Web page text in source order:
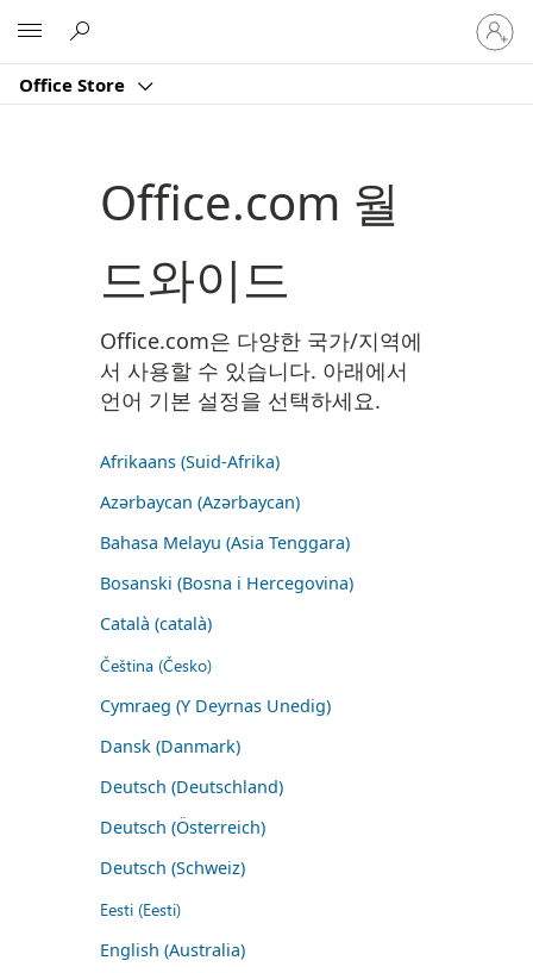
Office Store
귀
하
계
Office.com 월
드와이드
Office.com은 다양한 국가/지역에
서 사용할 수 있습니다. 아래에서
언어 기본 설정을 선택하세요.
Afrikaans (Suid-Afrika)
Azərbaycan (Azərbaycan)
Bahasa Melayu (Asia Tenggara)
Bosanski (Bosna i Hercegovina)
Català (català)
Čeština (Česko)
Cymraeg (Y Deyrnas Unedig)
Dansk (Danmark)
Deutsch (Deutschland)
Deutsch (Österreich)
Deutsch (Schweiz)
Eesti (Eesti)
English (Australia)